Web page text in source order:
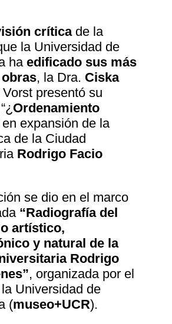
críticade la
la Universidad de
haedificado sus más
, la Dra. Ciska
Vorst presentó su
Ordenamiento
en expansión de la
de la Ciudad
Rodrigo Facio
se dio en el marco
“Radiografía del
artístico,
y natural de la
Rodrigo
, organizada por el
Universidad de
(museo+UCR).